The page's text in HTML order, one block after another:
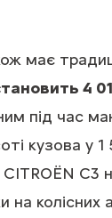
має
4
під час
кузова у
CITROЁN
на